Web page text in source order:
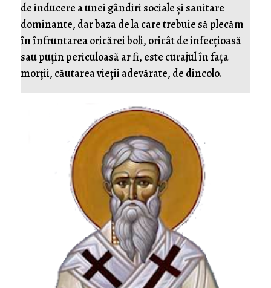
de inducere a unei gândiri sociale și sanitare
dominante, dar baza de la care trebuie să plecăm
în înfruntarea oricărei boli, oricât de infecțioasă
sau puțin periculoasă ar fi, este curajul în fața
morții, căutarea vieții adevărate, de dincolo.